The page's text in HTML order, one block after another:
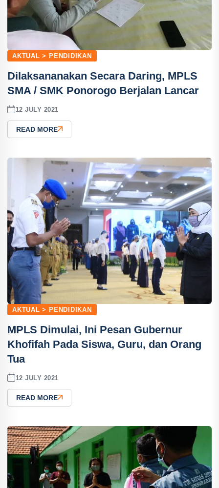
AKTUAL > PENDIDIKAN
Dilaksananakan Secara Daring, MPLS
SMA / SMK Ponorogo Berjalan Lancar
12 JULY 2021
READ MORE
AKTUAL > PENDIDIKAN
MPLS Dimulai, Ini Pesan Gubernur
Khofifah Pada Siswa, Guru, dan Orang
Tua
12 JULY 2021
READ MORE